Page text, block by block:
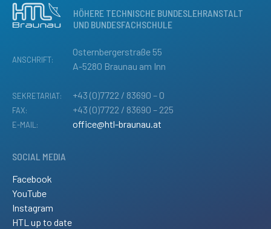
HÖHERE TECHNISCHE BUNDESLEHRANSTALT
UND BUNDESFACHSCHULE
ANSCHRIFT:
Osternbergerstraße 55
A-5280 Braunau am Inn
SEKRETARIAT: +43 (0)7722 / 83690 – 0
FAX: +43 (0)7722 / 83690 – 225
E-MAIL: office@htl-braunau.at
SOCIAL MEDIA
Facebook
YouTube
Instagram
HTL up to date